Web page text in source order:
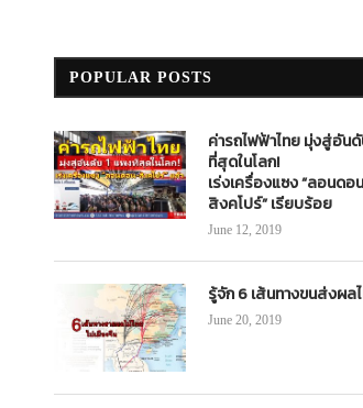
POPULAR POSTS
ค่ารถไฟฟ้าไทย มุ่งสู่อัน
ที่สุดในโลก!
เร่งเครื่องแซง “ลอนดอ
สิงคโปร์” เรียบร้อย
June 12, 2019
รู้จัก 6 เส้นทางขนส่งผล
June 20, 2019